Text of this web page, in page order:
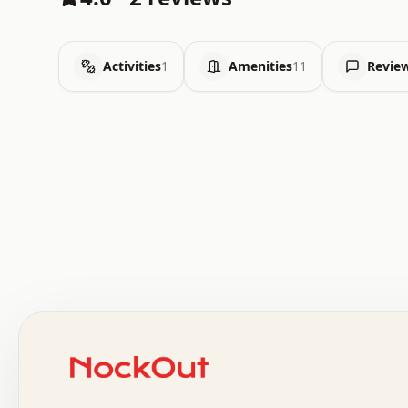
Activities1 Amenities11
.   +   .   .   o   .   .   .   .   .   .   :   .
.   .   .   o   .   .   .   .   .   .   .   .   x   .